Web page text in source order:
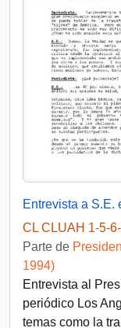
CL CLUAH 1-5-
Parte de
1994)
Entrevista al
periódico Los
temas como la